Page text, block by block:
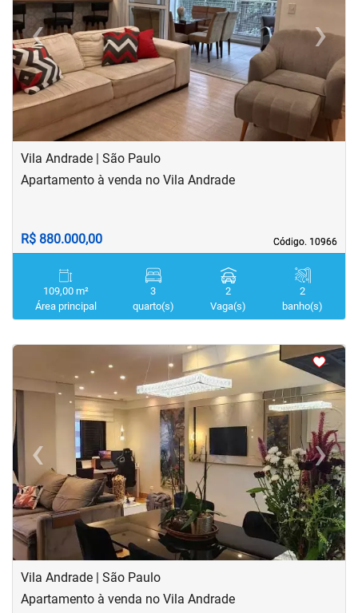
‹Previous ›Next
Vila Andrade | São Paulo
Código. 10966
Código. 10966
Apartamento à venda no Vila Andrade
R$ 880.000,00
109,00 m²
Área principal
3
quarto(s)
2
Vaga(s)
2
banho(s)
<
‹Previous ›Next
Vila Andrade | São Paulo
Apartamento à venda no Vila Andrade